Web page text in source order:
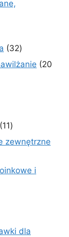
3232
produkty
20
1111
produktów
zewnętrzne
i
dla